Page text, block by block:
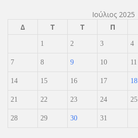
Ιούλιος 2025
Δ
Τ Τ Π
1 2 3 4
7 8 9 10 11
14 15 16 17 18
21 22 23 24 25
28 29 30 31